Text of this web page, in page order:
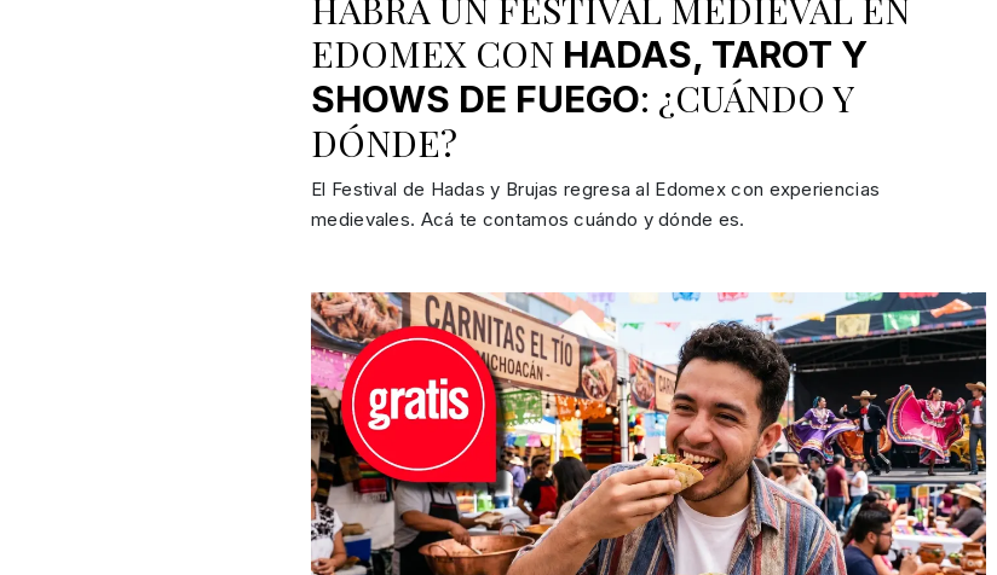
HABRÁ UN FESTIVAL MEDIEVAL EN
EDOMEX CON HADAS, TAROT Y
SHOWS DE FUEGO: ¿CUÁNDO Y
DÓNDE?
El Festival de Hadas y Brujas regresa al Edomex con experiencias
medievales. Acá te contamos cuándo y dónde es.